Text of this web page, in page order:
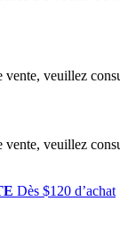
vente, veuillez
vente, veuillez
Dès $120 d’achat